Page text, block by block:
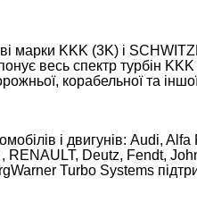
марки KKK (3K) і
весь спектр турбін
корабельної та
і двигунів: Audi,
Deutz, Fendt,
Turbo Systems